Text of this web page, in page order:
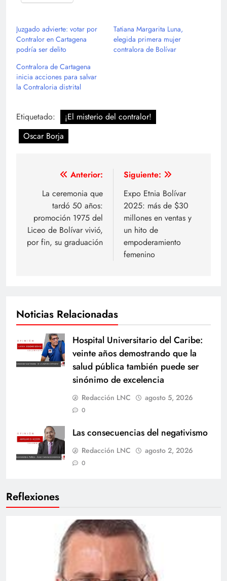
Reflexiones
Juzgado advierte: votar por
Contralor en Cartagena
podría ser delito
Tatiana Margarita Luna,
elegida primera mujer
contralora de Bolívar
Contralora de Cartagena
inicia acciones para salvar
la Contraloria distrital
Etiquetado:
¡El misterio del contralor!
Oscar Borja
Navegación
entradas
Anterior:
La ceremonia que
tardó 50 años:
promoción 1975 del
Liceo de Bolívar vivió,
por fin, su graduación
Siguiente:
Expo Etnia Bolívar
2025: más de $30
millones en ventas y
un hito de
empoderamiento
femenino
Noticias Relacionadas
Hospital Universitario del Caribe:
veinte años demostrando que la
salud pública también puede ser
sinónimo de excelencia
Redacción LNC agosto 5, 2026
0
Las consecuencias del negativismo
Redacción LNC agosto 2, 2026
0